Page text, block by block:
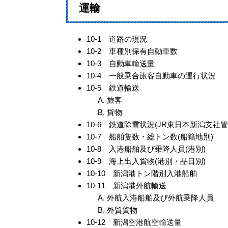
運輸
10-1 道路の現況
10-2 車種別保有自動車数
10-3 自動車輸送量
10-4 一般乗合旅客自動車の運行状況
10-5 鉄道輸送
旅客
貨物
10-6 鉄道除雪状況(JR東日本新潟支社
10-7 船舶隻数・総トン数(船籍地別)
10-8 入港船舶及び乗降人員(港別)
10-9 海上出入貨物(港別・品目別)
10-10 新潟港トン階別入港船舶
10-11 新潟港外航輸送
外航入港船舶及び外航乗降人員
外貿貨物
10-12 新潟空港航空輸送量